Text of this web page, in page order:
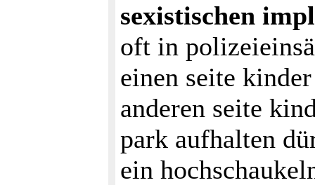
sexistischen
oft in
einen seite
anderen seite
park aufhalten
ein